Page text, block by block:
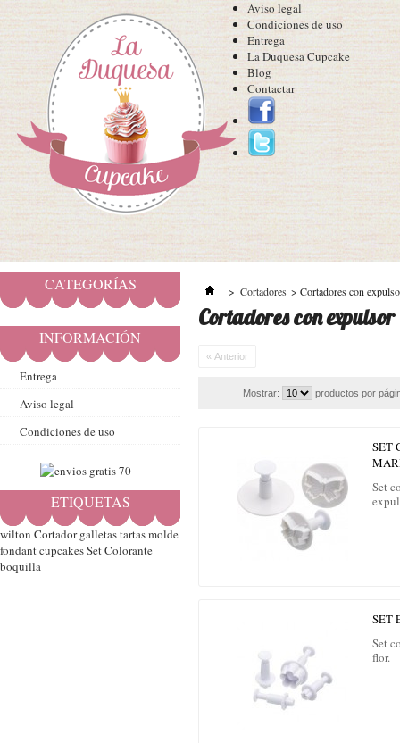
Aviso legal
Condiciones de uso
Entrega
La Duquesa Cupcake
Blog
Contactar
CATEGORÍAS
INFORMACIÓN
Entrega
Aviso legal
Condiciones de uso
ETIQUETAS
wilton Cortador galletastartasmolde
fondantcupcakesSetColorante
boquilla
> Cortadores > Cortadores con
Cortadores con expulsor
« Anterior
Mostrar: productos por
SET
Set
SET
Set
flor.